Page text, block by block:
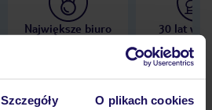
Szczegóły O plikach cookies
Największe biuro
30 lat w